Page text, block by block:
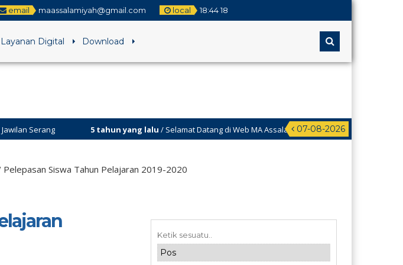
email maassalamiyah@gmail.com local 18:44 19
Layanan Digital Download
07-08-2026
5 tahun yang lalu/ Selamat Datang di Web MA Assalamiyah
Pelepasan Siswa Tahun Pelajaran 2019-2020